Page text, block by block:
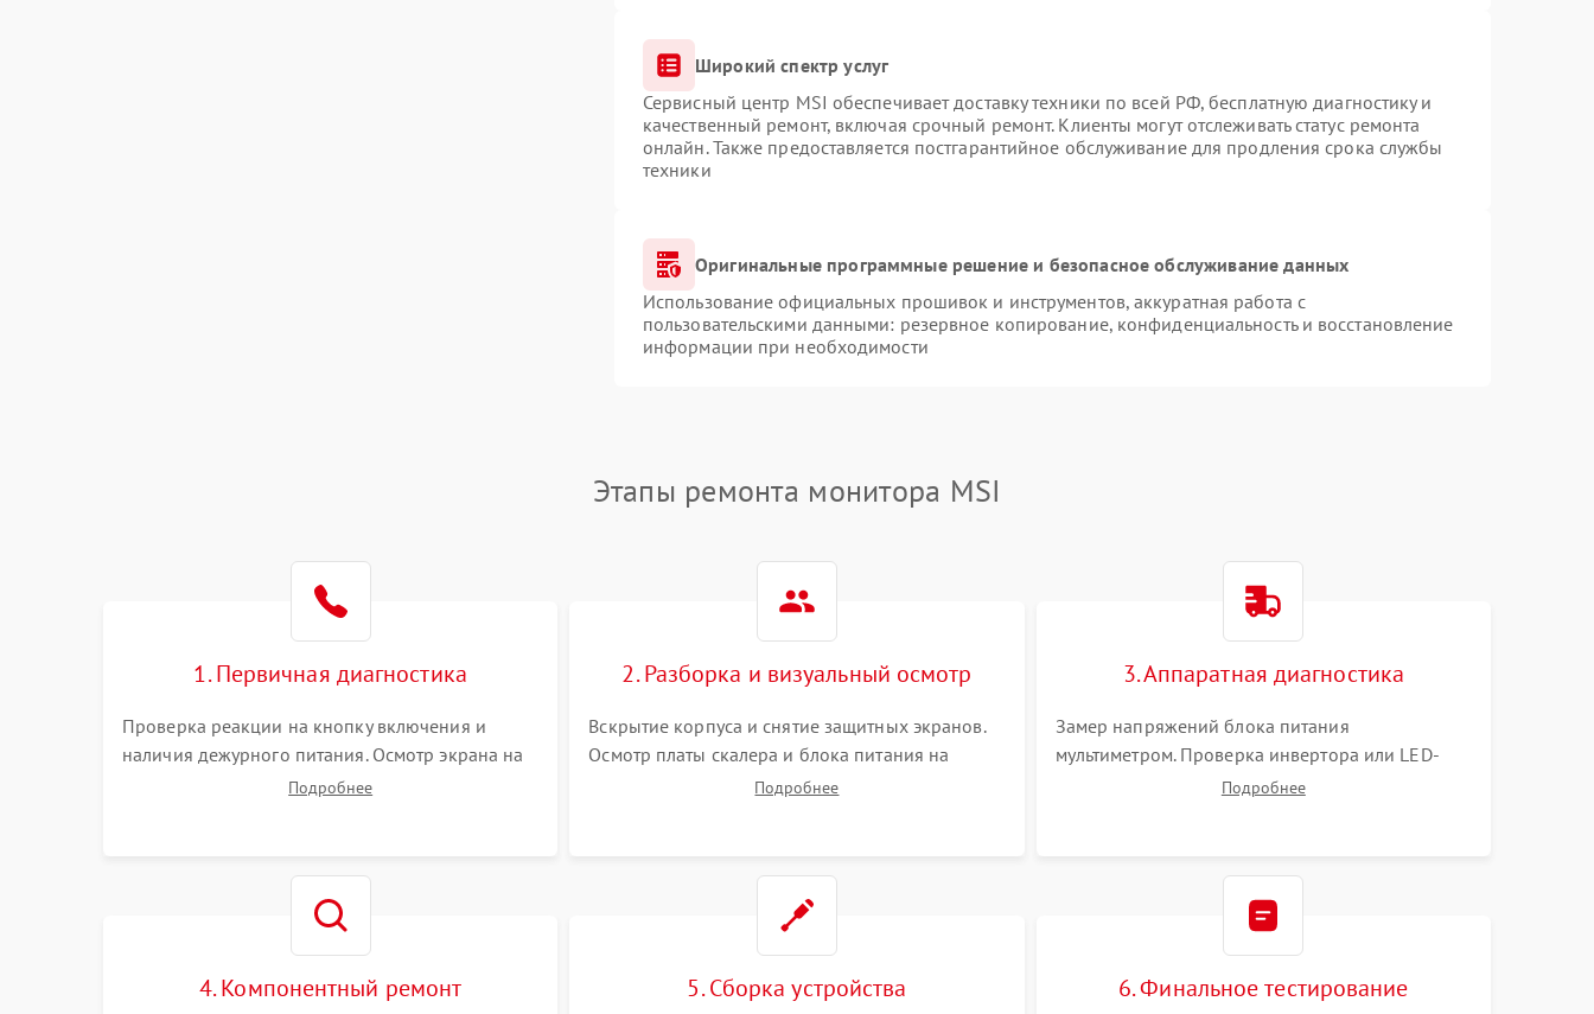
Широкий спектр услуг
Сервисный центр MSI обеспечивает доставку техники по всей РФ, бесплатную диагностику и
качественный ремонт, включая срочный ремонт. Клиенты могут отслеживать статус ремонта
онлайн. Также предоставляется постгарантийное обслуживание для продления срока службы
техники
Оригинальные программные решение и безопасное обслуживание данных
Использование официальных прошивок и инструментов, аккуратная работа с
пользовательскими данными: резервное копирование, конфиденциальность и восстановление
информации при необходимости
Этапы ремонта монитора MSI
1. Первичная диагностика
Проверка реакции на кнопку включения и
наличия дежурного питания. Осмотр экрана на
механические повреждения. Подключение к ПК
Подробнее
2. Разборка и визуальный осмотр
Вскрытие корпуса и снятие защитных экранов.
Осмотр платы скалера и блока питания на
наличие вздутых конденсаторов, прогаров,
Подробнее
3. Аппаратная диагностика
Замер напряжений блока питания
мультиметром. Проверка инвертора или LED-
драйвера подсветки. Диагностика цепей
Подробнее
4. Компонентный ремонт 5. Сборка устройства 6. Финальное тестирование